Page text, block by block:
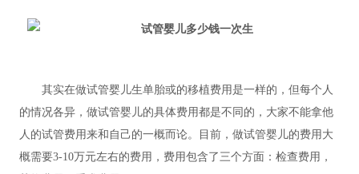
其实在做试管婴儿生单胎或的移植费用是一样的，但每个人
的情况各异，做试管婴儿的具体费用都是不同的，大家不能拿他
人的试管费用来和自己的一概而论。目前，做试管婴儿的费用大
概需要3-10万元左右的费用，费用包含了三个方面：检查费用，